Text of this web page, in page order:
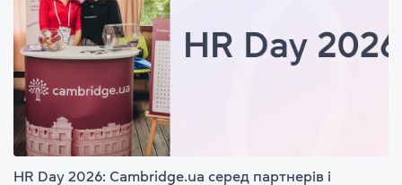
HR Day 2026: Cambridge.ua серед партнерів і